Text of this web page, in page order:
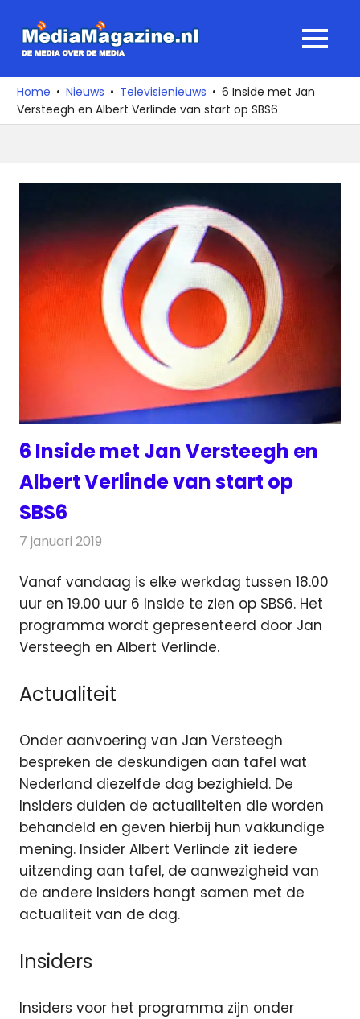
naar
media
over
de
MENU
Home Nieuws Televisienieuws
6 Inside met Jan
Versteegh en Albert Verlinde van start op SBS6
6 Inside met Jan Versteegh en
Albert Verlinde van start op
SBS6
7 januari 2019
Vanaf vandaag is elke werkdag tussen 18.00
uur en 19.00 uur 6 Inside te zien op SBS6. Het
programma wordt gepresenteerd door Jan
Versteegh en Albert Verlinde.
Actualiteit
Onder aanvoering van Jan Versteegh
bespreken de deskundigen aan tafel wat
Nederland diezelfde dag bezighield. De
Insiders duiden de actualiteiten die worden
behandeld en geven hierbij hun vakkundige
mening. Insider Albert Verlinde zit iedere
uitzending aan tafel, de aanwezigheid van
de andere Insiders hangt samen met de
actualiteit van de dag.
Insiders
Insiders voor het programma zijn onder